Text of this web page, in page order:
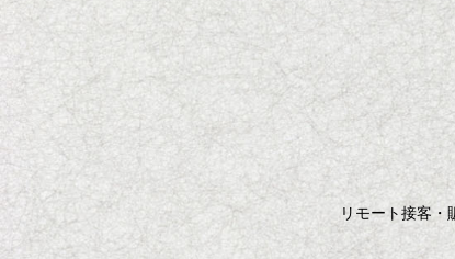
リモート接客・